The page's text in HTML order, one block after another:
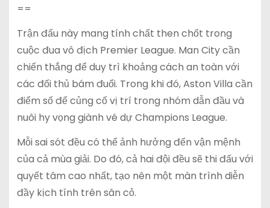
==
Trận đấu này mang tính chất then chốt trong
cuộc đua vô địch Premier League. Man City cần
chiến thắng để duy trì khoảng cách an toàn với
các đối thủ bám đuổi. Trong khi đó, Aston Villa cần
điểm số để củng cố vị trí trong nhóm dẫn đầu và
nuôi hy vọng giành vé dự Champions League.
Mỗi sai sót đều có thể ảnh hưởng đến vận mệnh
của cả mùa giải. Do đó, cả hai đội đều sẽ thi đấu với
quyết tâm cao nhất, tạo nên một màn trình diễn
đầy kịch tính trên sân cỏ.